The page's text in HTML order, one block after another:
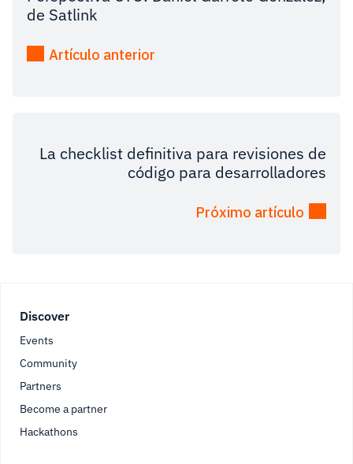
de Satlink
Artículo anterior
La checklist definitiva para revisiones de
código para desarrolladores
Próximo artículo
Footer
Discover
Events
Community
Partners
Become a partner
Hackathons